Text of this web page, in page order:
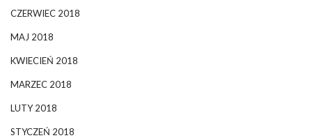
CZERWIEC 2018
MAJ 2018
KWIECIEŃ 2018
MARZEC 2018
LUTY 2018
STYCZEŃ 2018